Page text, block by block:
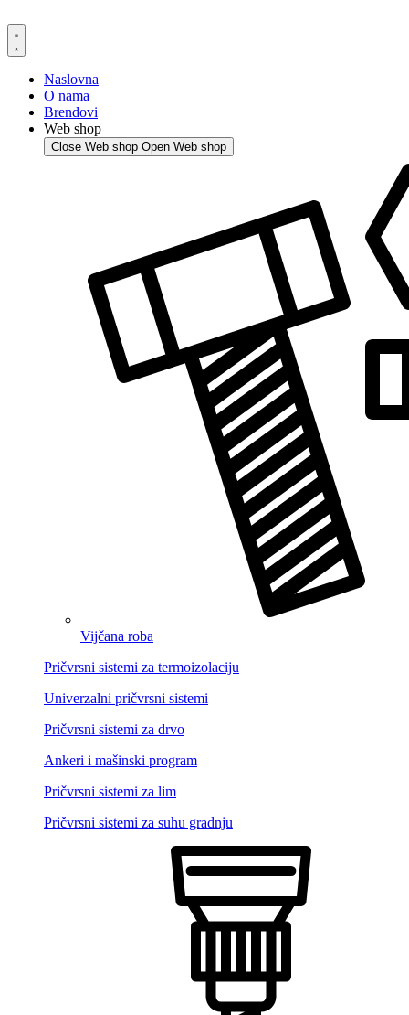
to
content
Naslovna
O nama
Brendovi
Web shop
Close Web shop Open Web shop
Vijčana roba
Pričvrsni sistemi za termoizolaciju
Univerzalni pričvrsni sistemi
Pričvrsni sistemi za drvo
Ankeri i mašinski program
Pričvrsni sistemi za lim
Pričvrsni sistemi za suhu gradnju